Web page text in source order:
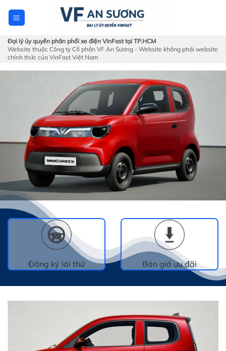
Đại lý ủy quyền phân phối xe điện VinFast tại TP.HCM
Website thuộc Công ty Cổ phần VF An Sương - Website không phải website
chính thức của VinFast Việt Nam
Đăng ký lái thử Báo giá ưu đãi